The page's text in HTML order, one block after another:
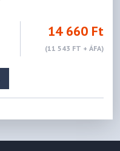
14 660 Ft
(11 543 FT + ÁFA)